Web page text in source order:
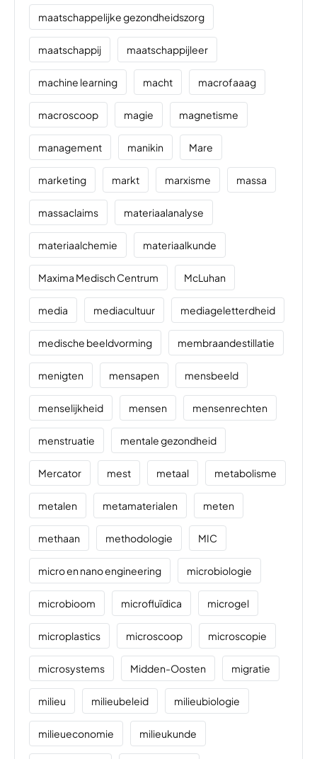
maatschappelijke gezondheidszorg
maatschappij maatschappijleer
machine learning macht macrofaaag
macroscoop magie magnetisme
management manikin Mare
marketing markt marxisme massa
massaclaims materiaalanalyse
materiaalchemie materiaalkunde
Maxima Medisch Centrum McLuhan
media mediacultuur mediageletterdheid
medische beeldvorming membraandestillatie
menigten mensapen mensbeeld
menselijkheid mensen mensenrechten
menstruatie mentale gezondheid
Mercator mest metaal metabolisme
metalen metamaterialen meten
methaan methodologie MIC
micro en nano engineering microbiologie
microbioom microfluïdica microgel
microplastics microscoop microscopie
microsystems Midden-Oosten migratie
milieu milieubeleid milieubiologie
milieueconomie milieukunde